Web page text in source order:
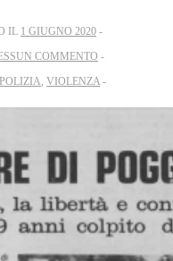
IL 1 GIUGNO 2020
COMMENTO
POLIZIA VIOLENZA